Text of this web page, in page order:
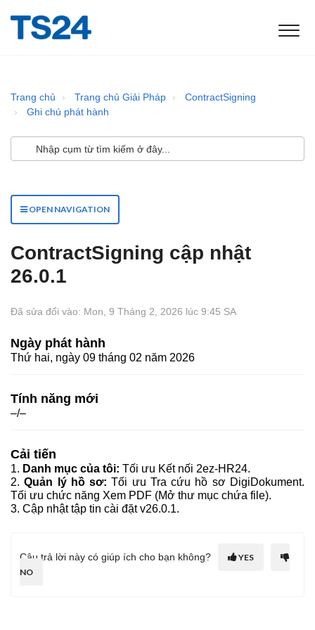
Trang chủ Trang chủ Giải Pháp
ContractSigning
Ghi chú phát hành
OPEN NAVIGATION
ContractSigning cập nhật
26.0.1
Đã sửa đổi vào: Mon, 9 Tháng 2, 2026 lúc 9:45 SA
Ngày phát hành
Thứ hai, ngày 09 tháng 02 năm 2026
Tính năng mới
–/–
Cải tiến
1. Danh mục của tôi: Tối ưu Kết nối 2ez-HR24.
2.Quản lý hồ sơ: Tối ưu Tra cứu hồ sơ DigiDokument.
Tối ưu chức năng Xem PDF (Mở thư mục chứa file).
3. Cập nhật tập tin cài đặt v26.0.1.
Câu trả lời này có giúp ích cho bạn không?
YES
NO